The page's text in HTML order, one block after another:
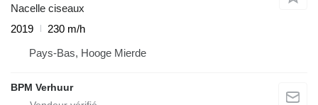
Nacelle ciseaux
2019
230 m/h
Pays-Bas, Hooge Mierde
BPM Verhuur